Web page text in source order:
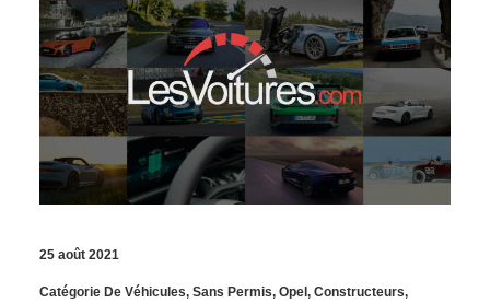
25 août 2021
Catégorie De Véhicules, Sans Permis, Opel, Constructeurs,